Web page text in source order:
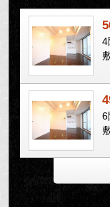
4
6